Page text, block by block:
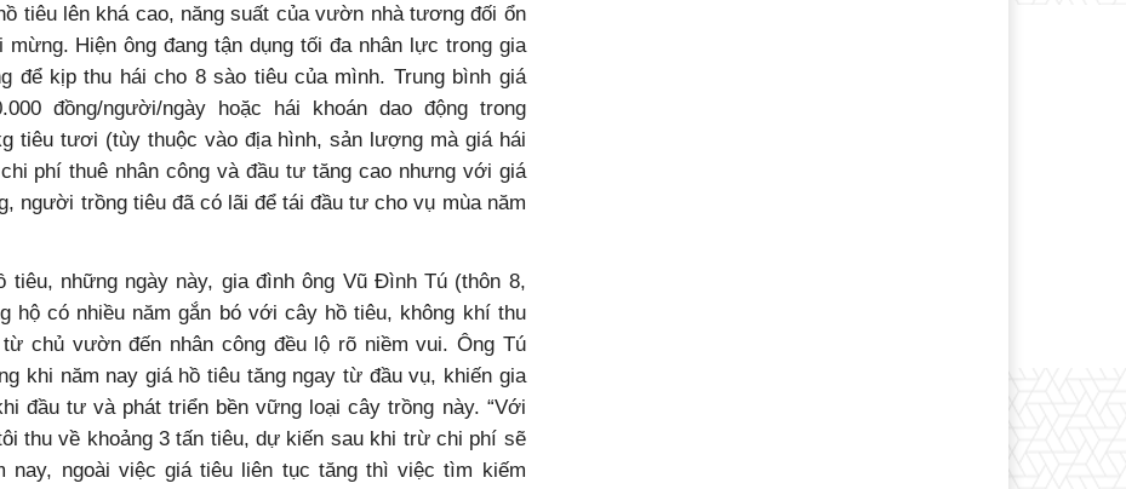
tiêu lên khá cao, năng suất của vườn nhà tương đối ổn
Hiện ông đang tận dụng tối đa nhân lực trong gia
để kịp thu hái cho 8 sào tiêu của mình. Trung bình giá
đồng/người/ngày hoặc hái khoán dao động trong
tiêu tươi (tùy thuộc vào địa hình, sản lượng mà giá hái
phí thuê nhân công và đầu tư tăng cao nhưng với giá
người trồng tiêu đã có lãi để tái đầu tư cho vụ mùa năm
tiêu, những ngày này, gia đình ông Vũ Đình Tú (thôn 8,
hộ có nhiều năm gắn bó với cây hồ tiêu, không khí thu
chủ vườn đến nhân công đều lộ rõ niềm vui. Ông Tú
khi năm nay giá hồ tiêu tăng ngay từ đầu vụ, khiến gia
đầu tư và phát triển bền vững loại cây trồng này. “Với
thu về khoảng 3 tấn tiêu, dự kiến sau khi trừ chi phí sẽ
nay, ngoài việc giá tiêu liên tục tăng thì việc tìm kiếm